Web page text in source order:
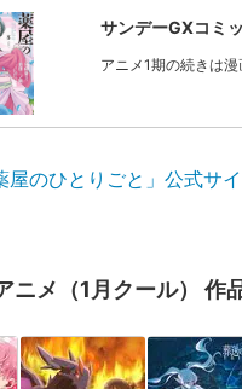
サンデーGXコミ
アニメ1期の続きは
屋のひとりごと」公式サイ
ニメ（1月クール） 作